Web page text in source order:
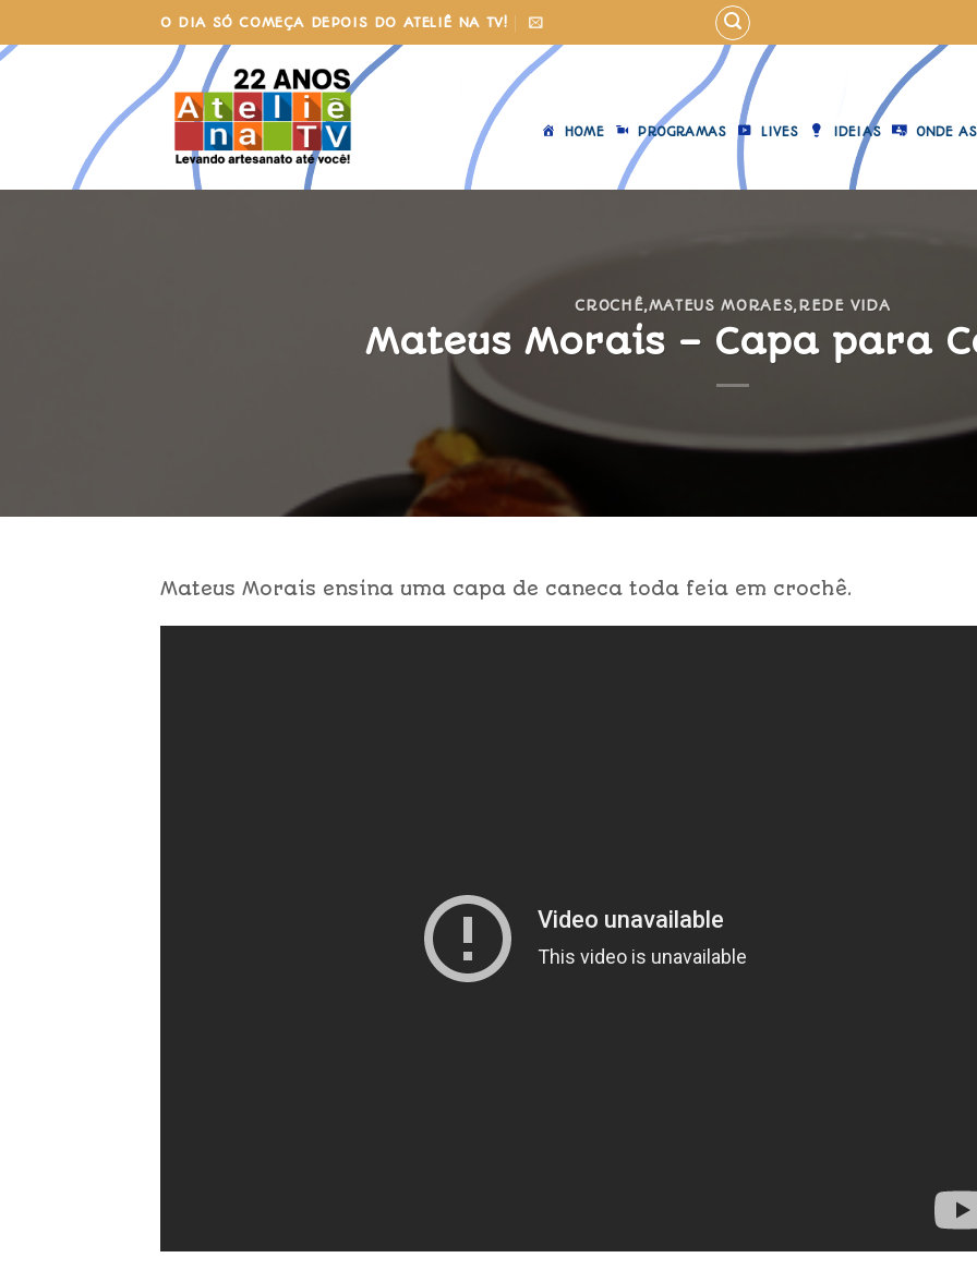
to
content
O DIA SÓ COMEÇA DEPOIS DO ATELIÊ NA TV!
HOME PROGRAMAS LIVES IDEIAS ONDE
CROCHÊ,MATEUS MORAES,REDE VIDA
Mateus Morais – Capa para
Mateus Morais ensina uma capa de caneca toda feia em crochê.